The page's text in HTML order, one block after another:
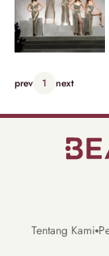
prev 1 next
Tentang Kami